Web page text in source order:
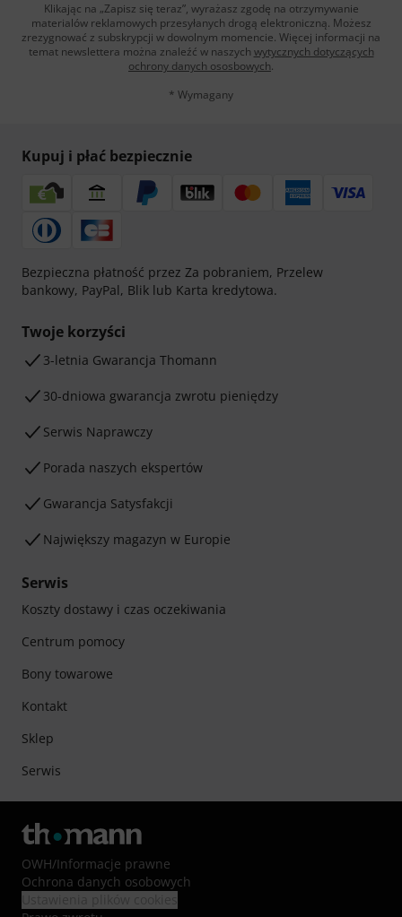
Klikając na „Zapisz się teraz”, wyrażasz zgodę na otrzymywanie
materialów reklamowych przesyłanych drogą elektroniczną. Możesz
zrezygnować z subskrypcji w dowolnym momencie. Więcej informacji na
temat newslettera można znaleźć w naszych wytycznych dotyczących
ochrony danych ososbowych.
* Wymagany
Kupuj i płać bezpiecznie
Bezpieczna płatność przez Za pobraniem, Przelew
bankowy, PayPal, Blik lub Karta kredytowa.
Twoje korzyści
3-letnia Gwarancja Thomann
30-dniowa gwarancja zwrotu pieniędzy
Serwis Naprawczy
Porada naszych ekspertów
Gwarancja Satysfakcji
Największy magazyn w Europie
Serwis
Koszty dostawy i czas oczekiwania
Centrum pomocy
Bony towarowe
Kontakt
Sklep
Serwis
OWH/Informacje prawne
Ochrona danych osobowych